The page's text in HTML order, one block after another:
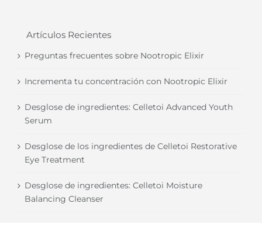
Artículos Recientes
Preguntas frecuentes sobre Nootropic Elixir
Incrementa tu concentración con Nootropic Elixir
Desglose de ingredientes: Celletoi Advanced Youth
Serum
Desglose de los ingredientes de Celletoi Restorative
Eye Treatment
Desglose de ingredientes: Celletoi Moisture
Balancing Cleanser